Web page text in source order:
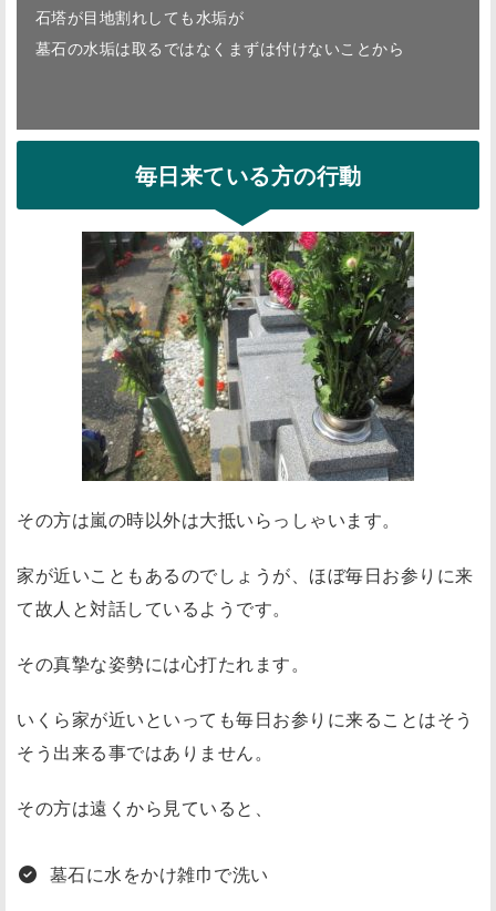
石塔が目地割れしても水垢が
墓石の水垢は取るではなくまずは付けないことから
毎日来ている方の行動
その方は嵐の時以外は大抵いらっしゃいます。
家が近いこともあるのでしょうが、ほぼ毎日お参りに来
て故人と対話しているようです。
その真摯な姿勢には心打たれます。
いくら家が近いといっても毎日お参りに来ることはそう
そう出来る事ではありません。
その方は遠くから見ていると、
墓石に水をかけ雑巾で洗い